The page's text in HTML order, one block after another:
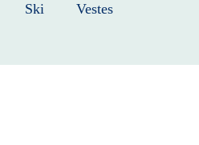
Ski Vestes